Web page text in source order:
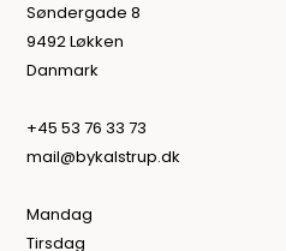
Søndergade 8
9492 Løkken
Danmark
+45 53 76 33 73
mail@bykalstrup.dk
Mandag
Tirsdag